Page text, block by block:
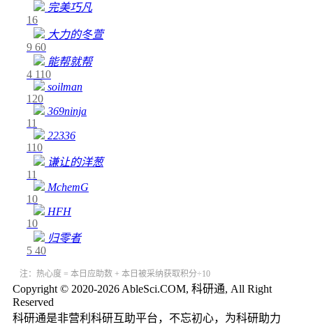
完美巧凡
16
大力的冬萱
9 60
能帮就帮
4 110
soilman
120
369ninja
11
22336
110
谦让的洋葱
11
MchemG
10
HFH
10
归零者
5 40
注：热心度 = 本日应助数 + 本日被采纳获取积分÷10
Copyright © 2020-2026 AbleSci.COM, 科研通, All Right
Reserved
科研通是非营利科研互助平台，不忘初心，为科研助力